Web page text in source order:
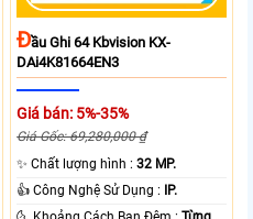
ĐẦu Ghi 64 Kbvision KX-
DAi4K81664EN3
Giá bán: 5%-35%
Giá Gốc: 69,280,000 ₫
✨ Chất lượng hình :32 MP.
👍 Công Nghệ Sử Dụng : IP.